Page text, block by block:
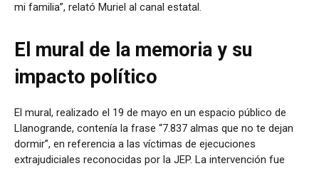
mi familia”, relató Muriel al canal estatal.
El mural de la memoria y su
impacto político
El mural, realizado el 19 de mayo en un espacio público de
Llanogrande, contenía la frase “7.837 almas que no te dejan
dormir”, en referencia a las víctimas de ejecuciones
extrajudiciales reconocidas por la JEP. La intervención fue